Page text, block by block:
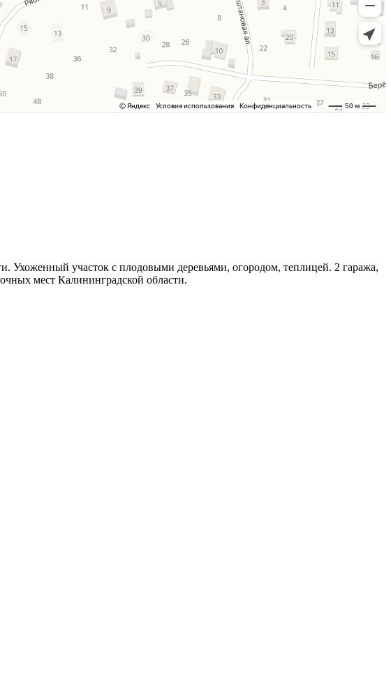
участок с плодовыми деревьями, огородом, теплицей. 2 гаража,
мест Калининградской области.